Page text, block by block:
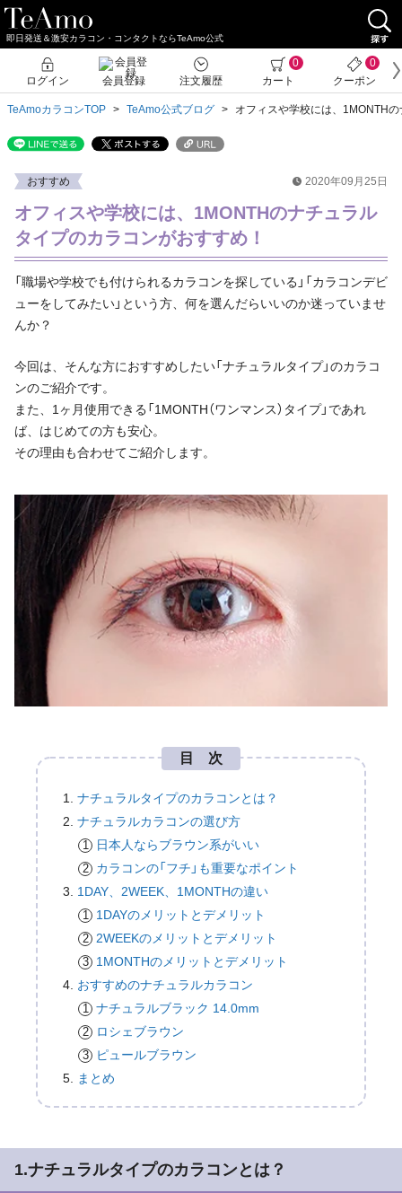
即日発送＆激安カラコン・コンタクトならTeAmo公式
TeAmoカラコンTOP TeAmo公式ブログ オフィスや学校には、1MONTH
おすすめ 2020年09月25日
オフィスや学校には、1MONTHのナチュラル
タイプのカラコンがおすすめ！
「職場や学校でも付けられるカラコンを探している」「カラコンデビ
ューをしてみたい」という方、何を選んだらいいのか迷っていませ
んか？
今回は、そんな方におすすめしたい「ナチュラルタイプ」のカラコ
ンのご紹介です。
また、1ヶ月使用できる「1MONTH（ワンマンス）タイプ」であれ
ば、はじめての方も安心。
その理由も合わせてご紹介します。
目 次
ナチュラルタイプのカラコンとは？
ナチュラルカラコンの選び方
日本人ならブラウン系がいい
カラコンの「フチ」も重要なポイント
1DAY、2WEEK、1MONTHの違い
1DAYのメリットとデメリット
2WEEKのメリットとデメリット
1MONTHのメリットとデメリット
おすすめのナチュラルカラコン
ナチュラルブラック 14.0mm
ロシェブラウン
ピュールブラウン
まとめ
1.ナチュラルタイプのカラコンとは？
ログイン 会員登録 注文履歴
0
カート
0
クーポン